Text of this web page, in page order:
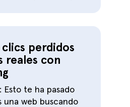
perdidos
reales con
te ha pasado
una web buscando